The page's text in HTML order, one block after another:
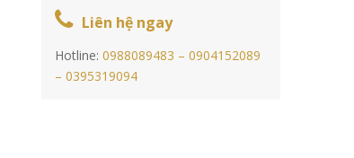
Liên hệ ngay
Hotline: 0988089483 – 0904152089
– 0395319094